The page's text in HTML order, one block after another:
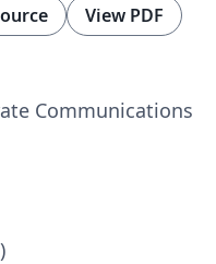
View PDF
Communications